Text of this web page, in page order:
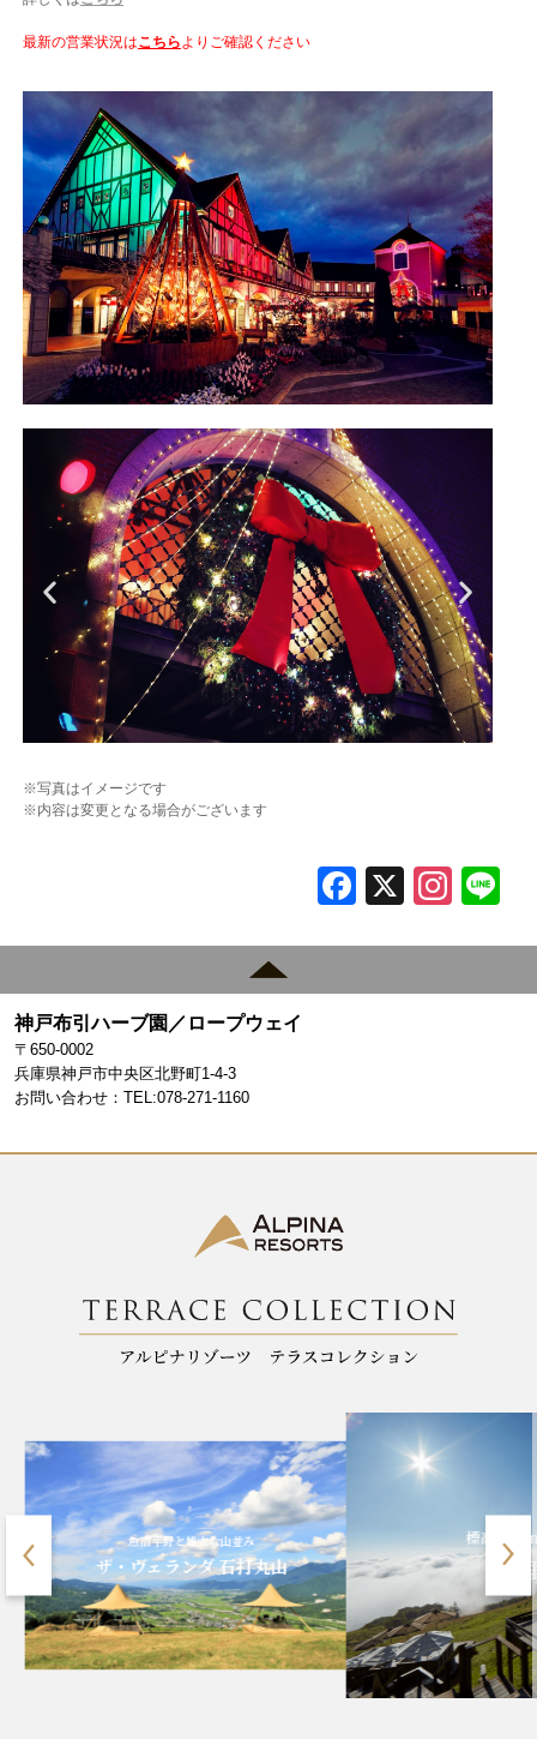
最新の営業状況はこちらよりご確認ください
※写真はイメージです
※内容は変更となる場合がございます
F
e
k
X In
gr
神戸布引ハーブ園／ロープウェイ
〒650-0002
兵庫県神戸市中央区北野町1-4-3
お問い合わせ：TEL:078-271-1160
標高1900m、八ヶ岳ブルー
清里テラス